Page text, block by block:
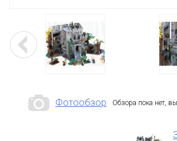
Фотообзор Обзора пока нет,